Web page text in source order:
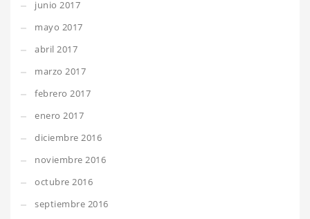
junio 2017
mayo 2017
abril 2017
marzo 2017
febrero 2017
enero 2017
diciembre 2016
noviembre 2016
octubre 2016
septiembre 2016